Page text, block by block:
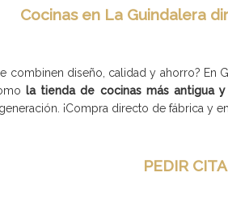
Cocinas en La Guindalera
combinen diseño, calidad y ahorro?
la tienda de cocinas más antigua
¡Compra directo de fábrica y
PEDIR